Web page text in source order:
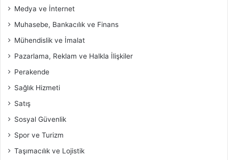
Medya ve İnternet
Muhasebe, Bankacılık ve Finans
Mühendislik ve İmalat
Pazarlama, Reklam ve Halkla İlişkiler
Perakende
Sağlık Hizmeti
Satış
Sosyal Güvenlik
Spor ve Turizm
Taşımacılık ve Lojistik